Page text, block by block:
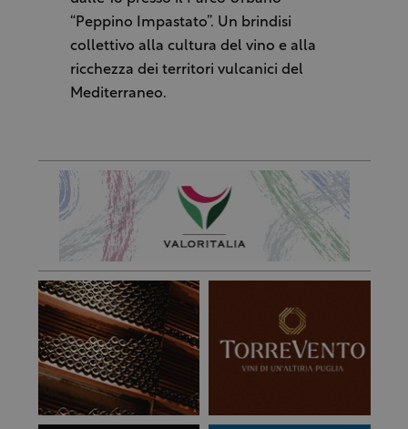
“Peppino Impastato”. Un brindisi
collettivo alla cultura del vino e alla
ricchezza dei territori vulcanici del
Mediterraneo.